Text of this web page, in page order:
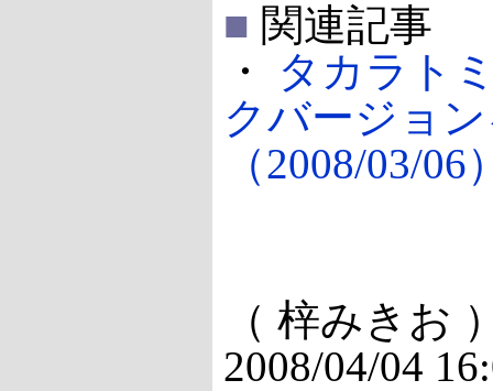
■ 関連記事
・
タカラト
クバージョ
（2008/03/06
（ 梓みきお
2008/04/04